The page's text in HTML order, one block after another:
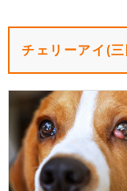
チェリーアイ(